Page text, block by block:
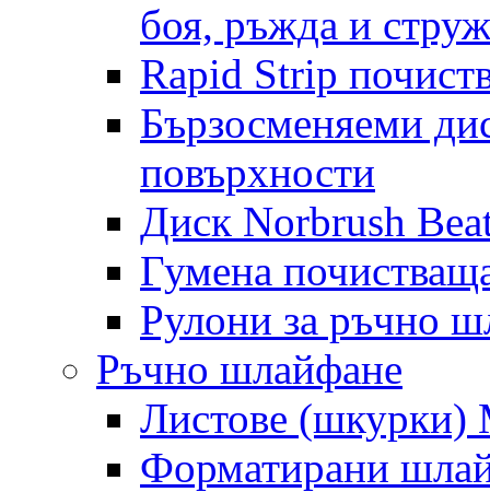
боя, ръжда и
Rapid Strip
Бързосменяеми
повърхности
Диск Norbrush
Гумена
Рулони за ръчно
Ръчно шлайфане
Листове
Форматирани